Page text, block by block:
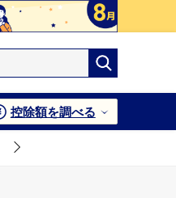
控除額を調べる